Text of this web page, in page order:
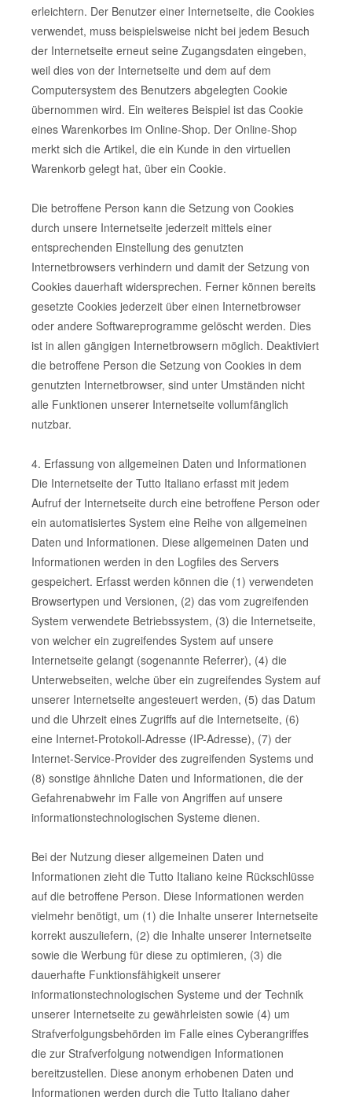
erleichtern. Der Benutzer einer Internetseite, die Cookies
verwendet, muss beispielsweise nicht bei jedem Besuch
der Internetseite erneut seine Zugangsdaten eingeben,
weil dies von der Internetseite und dem auf dem
Computersystem des Benutzers abgelegten Cookie
übernommen wird. Ein weiteres Beispiel ist das Cookie
eines Warenkorbes im Online-Shop. Der Online-Shop
merkt sich die Artikel, die ein Kunde in den virtuellen
Warenkorb gelegt hat, über ein Cookie.
Die betroffene Person kann die Setzung von Cookies
durch unsere Internetseite jederzeit mittels einer
entsprechenden Einstellung des genutzten
Internetbrowsers verhindern und damit der Setzung von
Cookies dauerhaft widersprechen. Ferner können bereits
gesetzte Cookies jederzeit über einen Internetbrowser
oder andere Softwareprogramme gelöscht werden. Dies
ist in allen gängigen Internetbrowsern möglich. Deaktiviert
die betroffene Person die Setzung von Cookies in dem
genutzten Internetbrowser, sind unter Umständen nicht
alle Funktionen unserer Internetseite vollumfänglich
nutzbar.
4. Erfassung von allgemeinen Daten und Informationen
Die Internetseite der Tutto Italiano erfasst mit jedem
Aufruf der Internetseite durch eine betroffene Person oder
ein automatisiertes System eine Reihe von allgemeinen
Daten und Informationen. Diese allgemeinen Daten und
Informationen werden in den Logfiles des Servers
gespeichert. Erfasst werden können die (1) verwendeten
Browsertypen und Versionen, (2) das vom zugreifenden
System verwendete Betriebssystem, (3) die Internetseite,
von welcher ein zugreifendes System auf unsere
Internetseite gelangt (sogenannte Referrer), (4) die
Unterwebseiten, welche über ein zugreifendes System auf
unserer Internetseite angesteuert werden, (5) das Datum
und die Uhrzeit eines Zugriffs auf die Internetseite, (6)
eine Internet-Protokoll-Adresse (IP-Adresse), (7) der
Internet-Service-Provider des zugreifenden Systems und
(8) sonstige ähnliche Daten und Informationen, die der
Gefahrenabwehr im Falle von Angriffen auf unsere
informationstechnologischen Systeme dienen.
Bei der Nutzung dieser allgemeinen Daten und
Informationen zieht die Tutto Italiano keine Rückschlüsse
auf die betroffene Person. Diese Informationen werden
vielmehr benötigt, um (1) die Inhalte unserer Internetseite
korrekt auszuliefern, (2) die Inhalte unserer Internetseite
sowie die Werbung für diese zu optimieren, (3) die
dauerhafte Funktionsfähigkeit unserer
informationstechnologischen Systeme und der Technik
unserer Internetseite zu gewährleisten sowie (4) um
Strafverfolgungsbehörden im Falle eines Cyberangriffes
die zur Strafverfolgung notwendigen Informationen
bereitzustellen. Diese anonym erhobenen Daten und
Informationen werden durch die Tutto Italiano daher